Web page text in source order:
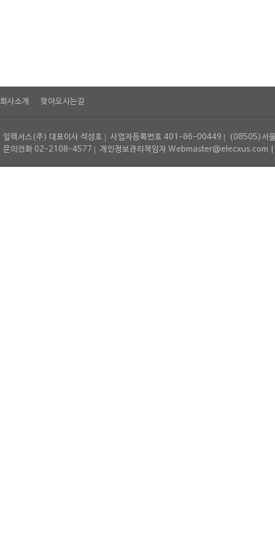
회사소개 찾아오시는길
일렉서스(주) 대표이사 석성호 사업자등록번호 401-86-00449
(08505)서
문의전화 02-2108-4577
개인정보관리책임자